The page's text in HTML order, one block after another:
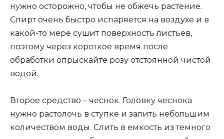
нужно осторожно, чтобы не обжечь растение.
Спирт очень быстро испаряется на воздухе и в
какой-то мере сушит поверхность листьев,
поэтому через короткое время после
обработки опрыскайте розу отстоянной чистой
водой.
Второе средство – чеснок. Головку чеснока
нужно растолочь в ступке и залить небольшим
количеством воды. Слить в емкость из темного